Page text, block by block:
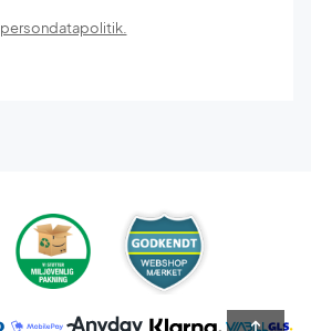
persondatapolitik.